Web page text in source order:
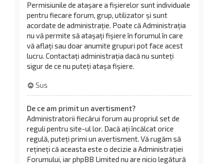
Permisiunile de atașare a fișierelor sunt individuale
pentru fiecare forum, grup, utilizator și sunt
acordate de administrație. Poate că Administrația
nu vă permite să atașați fișiere în forumul în care
vă aflați sau doar anumite grupuri pot face acest
lucru. Contactați administrația dacă nu sunteți
sigur de ce nu puteți atașa fișiere.
Sus
De ce am primit un avertisment?
Administratorii fiecărui forum au propriul set de
reguli pentru site-ul lor. Dacă ați încălcat orice
regulă, puteți primi un avertisment. Vă rugăm să
rețineți că aceasta este o decizie a Administrației
Forumului, iar phpBB Limited nu are nicio legătură